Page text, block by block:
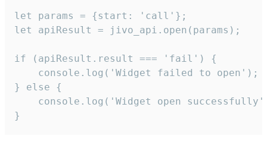
let params = {start: 'call'};
let apiResult = jivo_api.open(params);
if (apiResult.result === 'fail') {
    console.log('Widget failed to open');
} else {
console.log('Widget open
}